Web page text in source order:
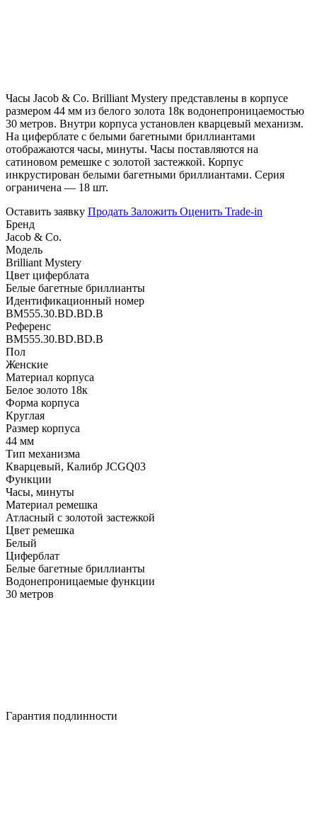
Часы Jacob & Co. Brilliant Mystery представлены в корпусе
размером 44 мм из белого золота 18к водонепроницаемостью
30 метров. Внутри корпуса установлен кварцевый механизм.
На циферблате с белыми багетными бриллиантами
отображаются часы, минуты. Часы поставляются на
сатиновом ремешке с золотой застежкой. Корпус
инкрустирован белыми багетными бриллиантами. Серия
ограничена — 18 шт.
Оставить заявку Продать Заложить Оценить Trade-in
Бренд
Jacob & Co.
Модель
Brilliant Mystery
Цвет циферблата
Белые багетные бриллианты
Идентификационный номер
BM555.30.BD.BD.B
Референс
BM555.30.BD.BD.B
Пол
Женские
Материал корпуса
Белое золото 18к
Форма корпуса
Круглая
Размер корпуса
44 мм
Тип механизма
Кварцевый, Калибр JCGQ03
Функции
Часы, минуты
Материал ремешка
Атласный с золотой застежкой
Цвет ремешка
Белый
Циферблат
Белые багетные бриллианты
Водонепроницаемые функции
30 метров
Гарантия подлинности